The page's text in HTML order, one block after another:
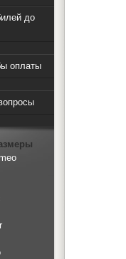
до
оплаты